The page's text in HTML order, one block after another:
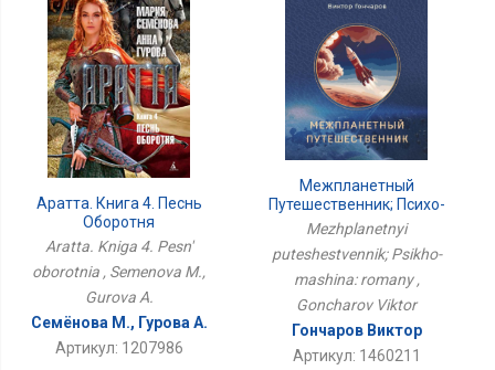
Аратта. Книга 4. Песнь
Оборотня
Aratta. Kniga 4. Pesn'
oborotnia , Semenova M.,
Gurova A.
Семёнова М., Гурова А.
Артикул: 1207986
Межпланетный
Путешественник; Психо-
Машина: Романы
Mezhplanetnyi
puteshestvennik; Psikho-
mashina: romany ,
Goncharov Viktor
Гончаров Виктор
Артикул: 1460211